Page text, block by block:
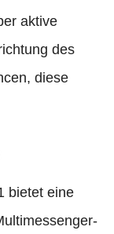
aktive
des
diese
bietet eine